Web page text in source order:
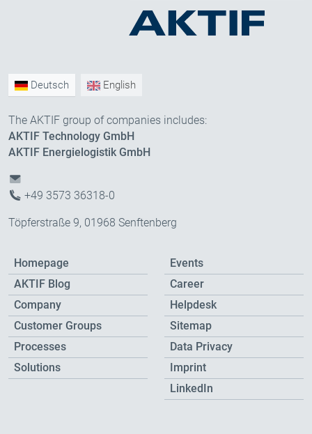
Deutsch English
The AKTIF group of companies includes:
AKTIF Technology GmbH
AKTIF Energielogistik GmbH
+49 3573 36318-0
Töpferstraße 9, 01968 Senftenberg
Homepage
AKTIF Blog
Company
Customer Groups
Processes
Solutions
Events
Career
Helpdesk
Sitemap
Data Privacy
Imprint
LinkedIn